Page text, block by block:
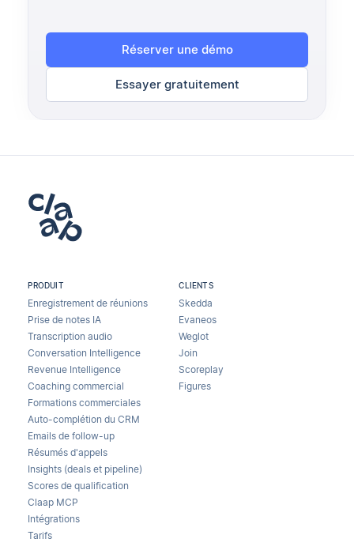
Réserver une démo
Essayer gratuitement
PRODUIT
Enregistrement de réunions
Prise de notes IA
Transcription audio
Conversation Intelligence
Revenue Intelligence
Coaching commercial
Formations commerciales
Auto-complétion du CRM
Emails de follow-up
Résumés d'appels
Insights (deals et pipeline)
Scores de qualification
Claap MCP
Intégrations
Tarifs
CLIENTS
Skedda
Evaneos
Weglot
Join
Scoreplay
Figures